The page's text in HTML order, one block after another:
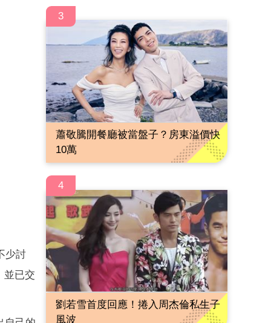
少討
並已交
3
蕭敬騰開餐廳被當盤子？房東溢價快
10萬
4
劉若雪首度回應！捲入周杰倫私生子
風波